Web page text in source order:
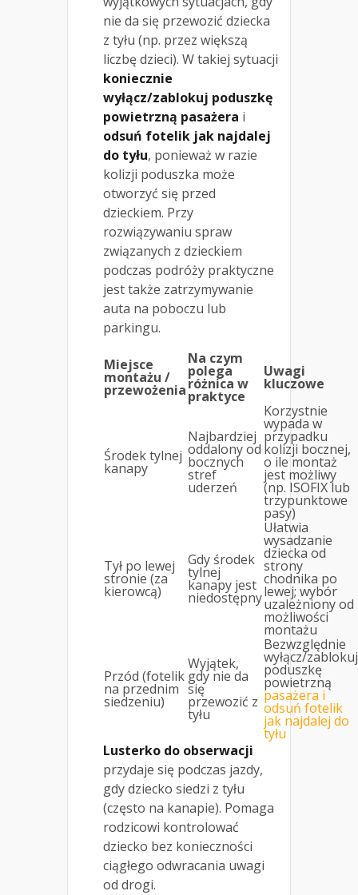
nie da się przewozić dziecka
z tyłu (np. przez większą
liczbę dzieci). W takiej sytuacji
koniecznie
wyłącz/zablokuj poduszkę
powietrzną pasażera i
odsuń fotelik jak najdalej
do tyłu, ponieważ w razie
kolizji poduszka może
otworzyć się przed
dzieckiem. Przy
rozwiązywaniu spraw
związanych z dzieckiem
podczas podróży praktyczne
jest także zatrzymywanie
auta na poboczu lub
parkingu.
Miejsce
montażu /
przewożenia
Na czym
polega
różnica w
praktyce
Uwagi
kluczowe
Środek tylnej
kanapy
Najbardziej
oddalony od
bocznych
stref
uderzeń
Korzystnie
wypada w
przypadku
kolizji bocznej,
o ile montaż
jest możliwy
(np. ISOFIX lub
trzypunktowe
pasy)
Tył po lewej
stronie (za
kierowcą)
Gdy środek
tylnej
kanapy jest
niedostępny
Ułatwia
wysadzanie
dziecka od
strony
chodnika po
lewej; wybór
uzależniony od
możliwości
montażu
Przód (fotelik
na przednim
siedzeniu)
Wyjątek,
gdy nie da
się
przewozić z
tyłu
Bezwzględnie
wyłącz/zablokuj
poduszkę
powietrzną
pasażera i
odsuń fotelik
jak najdalej do
tyłu
Lusterko do obserwacji
przydaje się podczas jazdy,
gdy dziecko siedzi z tyłu
(często na kanapie). Pomaga
rodzicowi kontrolować
dziecko bez konieczności
ciągłego odwracania uwagi
od drogi.